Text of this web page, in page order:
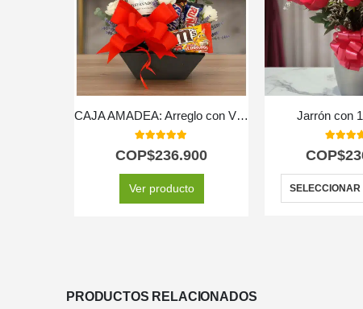
CAJA AMADEA: Arreglo con Vino y Chocolates para Sorprender ⚜️
5.00
COP$236.900
Ver producto
Jarrón con
5.00
COP$
SELECCIONAR
PRODUCTOS RELACIONADOS